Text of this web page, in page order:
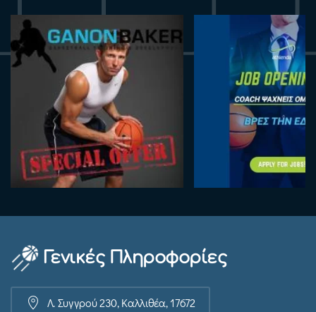
Γενικές Πληροφορίες
Λ. Συγγρού 230, Καλλιθέα, 17672